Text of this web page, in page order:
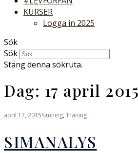
KURSER
Logga in 2025
Sök
Sök
Stäng denna sökruta.
Dag: 17 april 2015
april 17, 2015Simning,Träning
SIMANALYS